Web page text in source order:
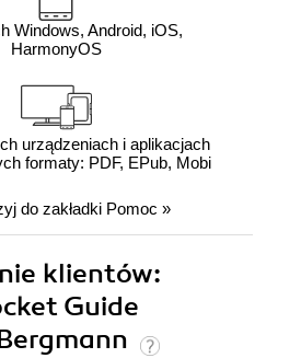
Windows, Android, iOS,
HarmonyOS
urządzeniach i aplikacjach
formaty: PDF, EPub, Mobi
do zakładki Pomoc »
klientów:
Guide